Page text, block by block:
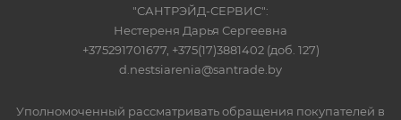
"САНТРЭЙД-СЕРВИС":
Нестереня Дарья Сергеевна
+375291701677, +375(17)3881402 (доб. 127)
d.nestsiarenia@santrade.by
Уполномоченный рассматривать обращения покупателей в